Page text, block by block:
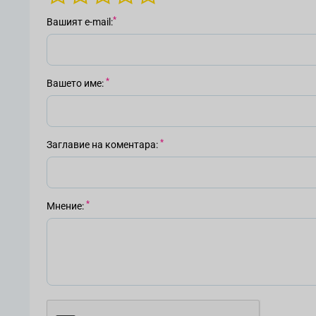
Вашият е-mail
Вашето име
Заглавие на коментара
Мнение